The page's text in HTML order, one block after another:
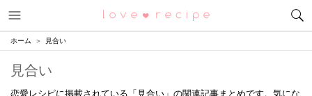
恋愛レシピ
ホーム 見合い
見合い
恋愛レシピに掲載されている「見合い」の関連記事まとめです。気にな